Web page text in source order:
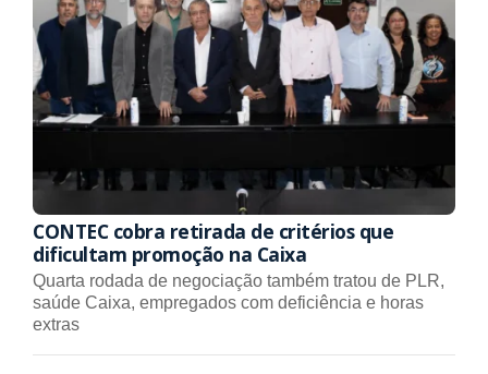
CONTEC cobra retirada de critérios que
dificultam promoção na Caixa
Quarta rodada de negociação também tratou de PLR,
saúde Caixa, empregados com deficiência e horas
extras